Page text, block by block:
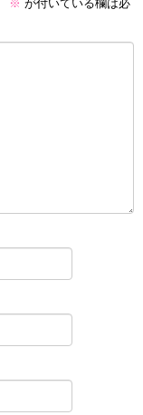
※ が付いている欄は必